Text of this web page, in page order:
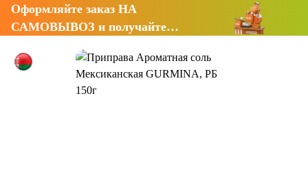
Оформляйте заказ НА
САМОВЫВОЗ и получайте